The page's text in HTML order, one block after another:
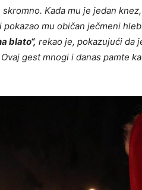
Kada mu je jedan
mu običan ječmeni
blato“, rekao je, pokazujući da
gest mnogi i danas pamte